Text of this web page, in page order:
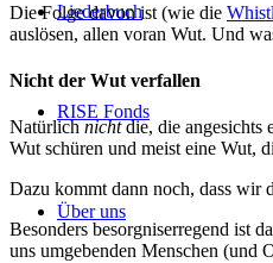
Liederbuch
RISE Fonds
Über uns
Die Folge davon ist (wie die
auslösen, allen voran Wut. Und
Nicht der Wut verfallen
Natürlichnichtdie, die angesichts
Wut schüren und meist eine Wut,
Dazu kommt dann noch, dass wir
Besonders besorgniserregend ist
uns umgebenden Menschen (und